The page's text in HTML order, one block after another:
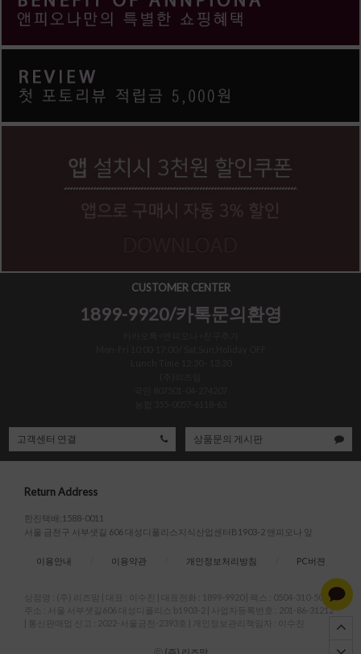
CUSTOMER CENTER
1899-9920/카톡문의환영
고객센터 연결 상품문의 게시판
Return Address
한진택배:1588-0011
서울 금천구 서부샛길 606 대성디폴리스지식산업센터B1903-2 앤피오나 앞
이용안내 이용약관 개인정보처리방침 PC버젼
상점명 : (주) 리즈맘 | 이수진 | 대표전화 : 1899-9920 | 팩스 : 0504-310-5004
주소 : 서울 서부샛길606 대성디폴리스 b1903-2
| 사업자등록번호 : 201-86-31212
|
통신판매업 신고 : 2022-서울금천-2393호 | 개인정보관리책임자 : 이수진